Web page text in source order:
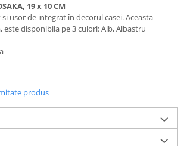
19 x 10 CM
usor de integrat în decorul casei. Aceasta
este disponibila pe 3 culori: Alb, Albastru
produs